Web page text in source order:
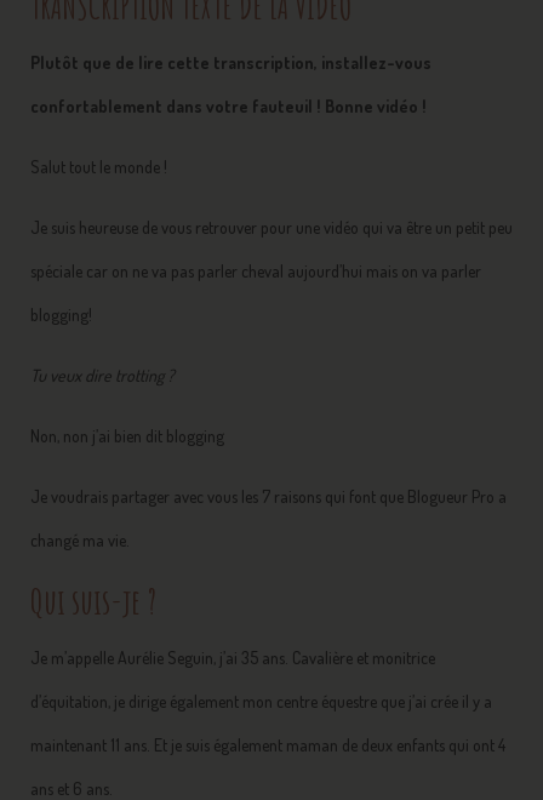
Plutôt que de lire cette transcription, installez-vous
confortablement dans votre fauteuil ! Bonne vidéo !
Salut tout le monde !
Je suis heureuse de vous retrouver pour une vidéo qui va être un petit peu
spéciale car on ne va pas parler cheval aujourd’hui mais on va parler
blogging!
Tu veux dire trotting ?
Non, non j’ai bien dit blogging
Je voudrais partager avec vous les 7 raisons qui font que Blogueur Pro a
changé ma vie.
Qui suis-je ?
Je m’appelle Aurélie Seguin, j’ai 35 ans. Cavalière et monitrice
d’équitation, je dirige également mon centre équestre que j’ai crée il y a
maintenant 11 ans. Et je suis également maman de deux enfants qui ont 4
ans et 6 ans.